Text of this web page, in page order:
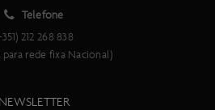
Telefone
212 268 838
para rede fixa Nacional)
NEWSLETTER